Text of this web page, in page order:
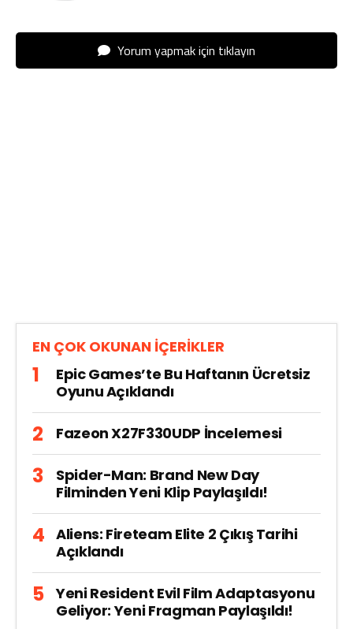
Yorum yapmak için tıklayın
EN ÇOK OKUNAN İÇERİKLER
Epic Games’te Bu Haftanın Ücretsiz
Oyunu Açıklandı
Fazeon X27F330UDP İncelemesi
Spider-Man: Brand New Day
Filminden Yeni Klip Paylaşıldı!
Aliens: Fireteam Elite 2 Çıkış Tarihi
Açıklandı
Yeni Resident Evil Film Adaptasyonu
Geliyor: Yeni Fragman Paylaşıldı!